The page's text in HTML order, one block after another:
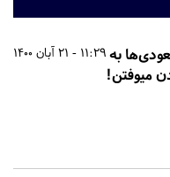
11:29 - 21 آبان 1400 به
میوفتن!